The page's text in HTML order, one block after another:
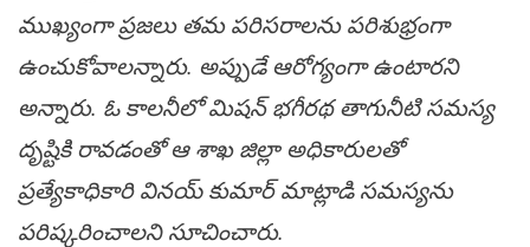
ముఖ్యంగా ప్రజలు తమ పరిసరాలను పరిశుభ్రంగా
ఉంచుకోవాలన్నారు. అప్పుడే ఆరోగ్యంగా ఉంటారని
అన్నారు. ఓ కాలనీలో మిషన్ భగీరథ తాగునీటి సమస్య
దృష్టికి రావడంతో ఆ శాఖ జిల్లా అధికారులతో
ప్రత్యేకాధికారి వినయ్ కుమార్ మాట్లాడి సమస్యను
పరిష్కరించాలని సూచించారు.